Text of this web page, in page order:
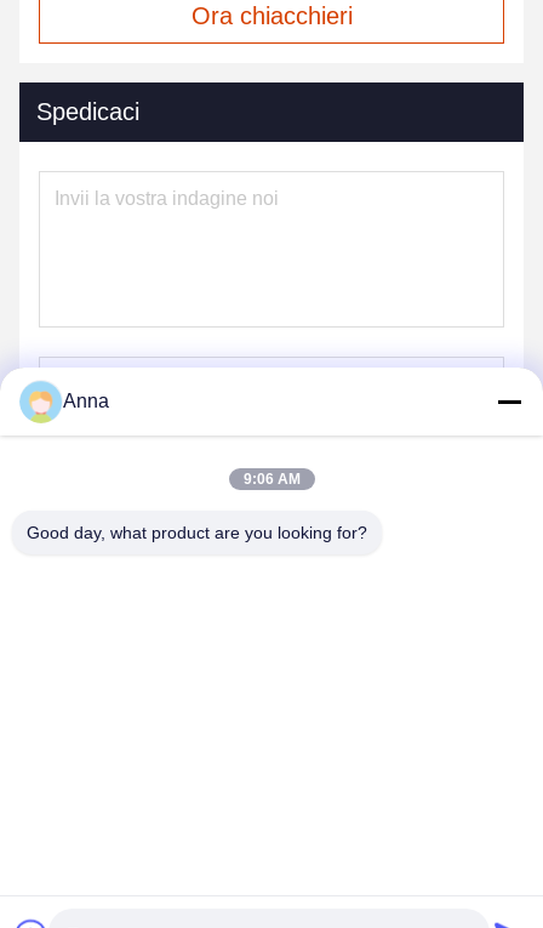
Ora chiacchieri
Spedicaci
Invii
Video
Anna
9:06 AM
Good day, what product are you looking for?